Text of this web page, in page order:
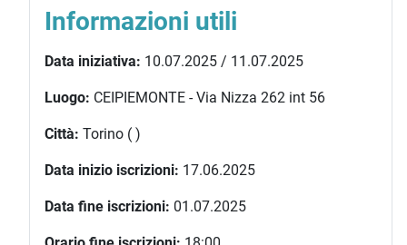
Informazioni utili
Data iniziativa: 10.07.2025 / 11.07.2025
Luogo: CEIPIEMONTE - Via Nizza 262 int 56
Città: Torino ( )
Data inizio iscrizioni: 17.06.2025
Data fine iscrizioni: 01.07.2025